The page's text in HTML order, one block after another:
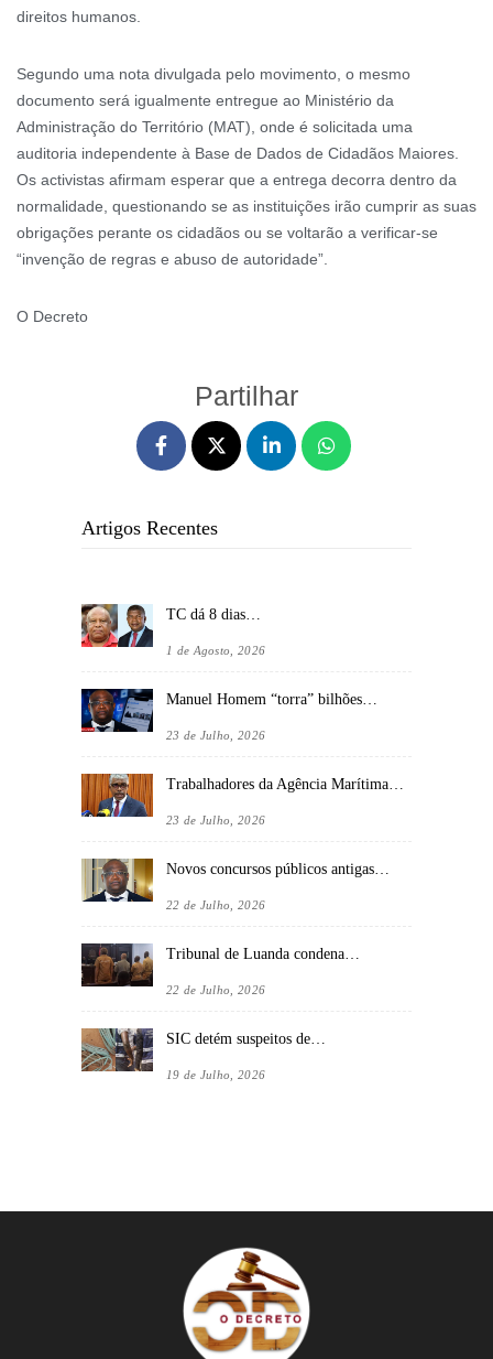
direitos humanos.
Segundo uma nota divulgada pelo movimento, o mesmo
documento será igualmente entregue ao Ministério da
Administração do Território (MAT), onde é solicitada uma
auditoria independente à Base de Dados de Cidadãos Maiores.
Os activistas afirmam esperar que a entrega decorra dentro da
normalidade, questionando se as instituições irão cumprir as suas
obrigações perante os cidadãos ou se voltarão a verificar-se
“invenção de regras e abuso de autoridade”.
O Decreto
Partilhar
Artigos Recentes
TC dá 8 dias…
1 de Agosto, 2026
Manuel Homem “torra” bilhões…
23 de Julho, 2026
Trabalhadores da Agência Marítima…
23 de Julho, 2026
Novos concursos públicos antigas…
22 de Julho, 2026
Tribunal de Luanda condena…
22 de Julho, 2026
SIC detém suspeitos de…
19 de Julho, 2026